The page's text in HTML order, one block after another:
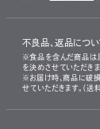
不良品、返品につい
※食品を含んだ商品は
を決めさせていただきま
※お届け時、商品に破
せていただきます。（送